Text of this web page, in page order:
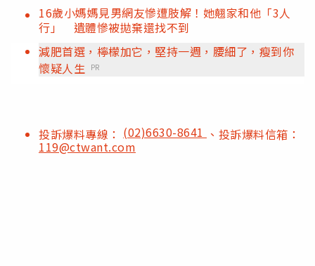
16歲小媽媽見男網友慘遭肢解！她翹家和他「3人
行」 遺體慘被拋棄還找不到
減肥首選，檸檬加它，堅持一週，腰細了，瘦到你
懷疑人生
PR
投訴爆料專線： (02)6630-8641 、投訴爆料信箱：
119@ctwant.com